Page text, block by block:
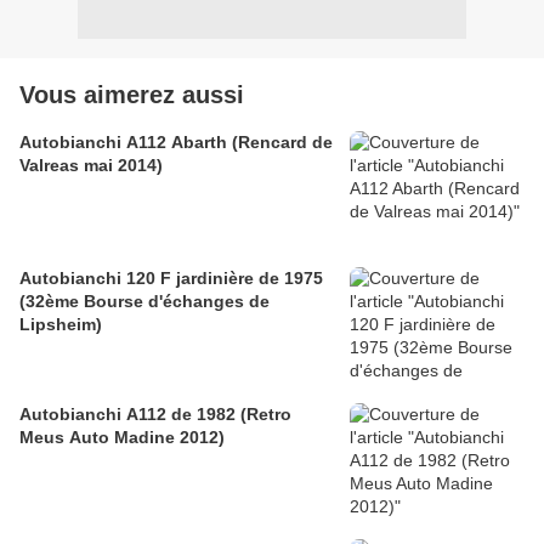
Vous aimerez aussi
Autobianchi A112 Abarth (Rencard de
Valreas mai 2014)
Autobianchi 120 F jardinière de 1975
(32ème Bourse d'échanges de
Lipsheim)
Autobianchi A112 de 1982 (Retro
Meus Auto Madine 2012)